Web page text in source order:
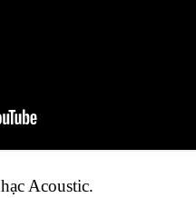
Acoustic.